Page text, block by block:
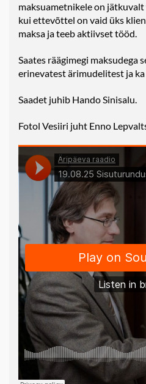
maksuametnikele on jätkuvalt
kui ettevõttel on vaid üks
maksa ja teeb aktiivset tööd.
Saates räägimegi maksudega
erinevatest ärimudelitest ja
Saadet juhib Hando Sinisalu.
Fotol Vesiiri juht Enno